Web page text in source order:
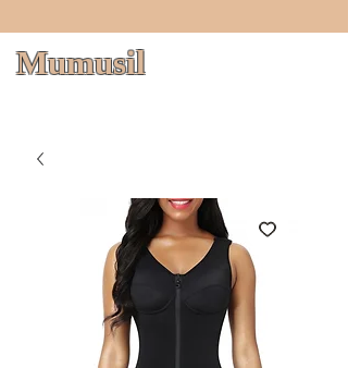
Mumusil